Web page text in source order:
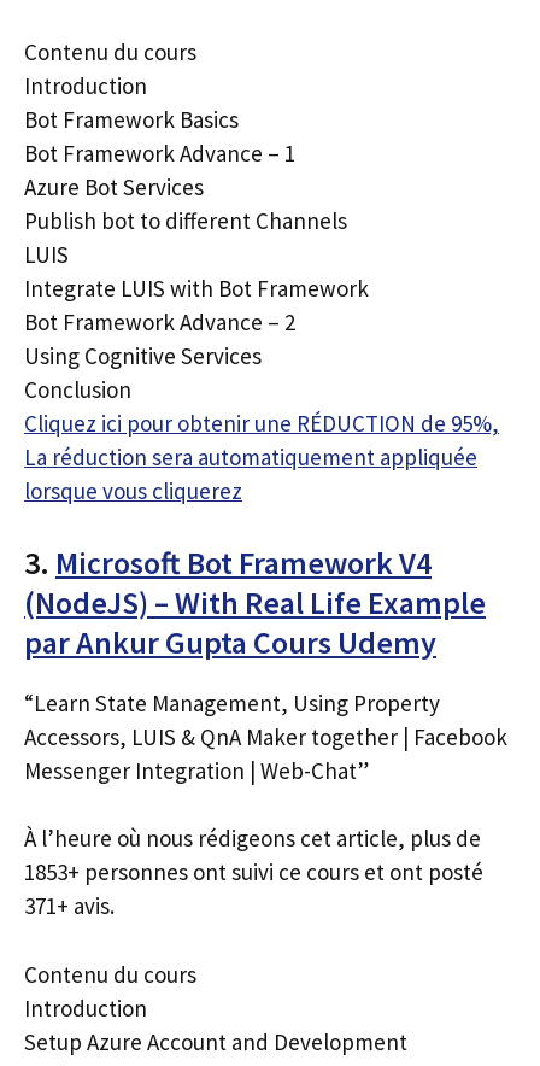
Contenu du cours
Introduction
Bot Framework Basics
Bot Framework Advance – 1
Azure Bot Services
Publish bot to different Channels
LUIS
Integrate LUIS with Bot Framework
Bot Framework Advance – 2
Using Cognitive Services
Conclusion
Cliquez ici pour obtenir une RÉDUCTION de 95%,
La réduction sera automatiquement appliquée
lorsque vous cliquerez
3. Microsoft Bot Framework V4
(NodeJS) – With Real Life Example
par Ankur Gupta Cours Udemy
“Learn State Management, Using Property
Accessors, LUIS & QnA Maker together | Facebook
Messenger Integration | Web-Chat”
À l’heure où nous rédigeons cet article, plus de
1853+ personnes ont suivi ce cours et ont posté
371+ avis.
Contenu du cours
Introduction
Setup Azure Account and Development